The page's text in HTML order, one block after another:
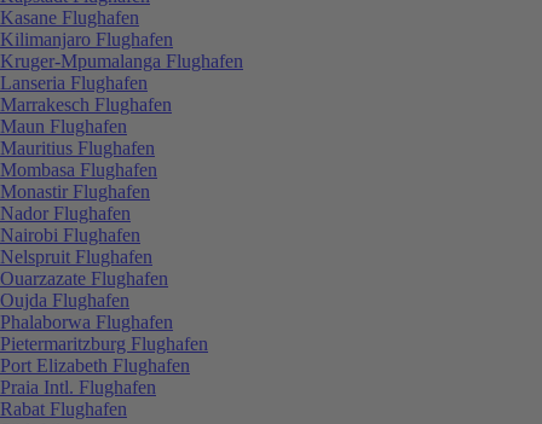
Kasane Flughafen
Kilimanjaro Flughafen
Kruger-Mpumalanga Flughafen
Lanseria Flughafen
Marrakesch Flughafen
Maun Flughafen
Mauritius Flughafen
Mombasa Flughafen
Monastir Flughafen
Nador Flughafen
Nairobi Flughafen
Nelspruit Flughafen
Ouarzazate Flughafen
Oujda Flughafen
Phalaborwa Flughafen
Pietermaritzburg Flughafen
Port Elizabeth Flughafen
Praia Intl. Flughafen
Rabat Flughafen